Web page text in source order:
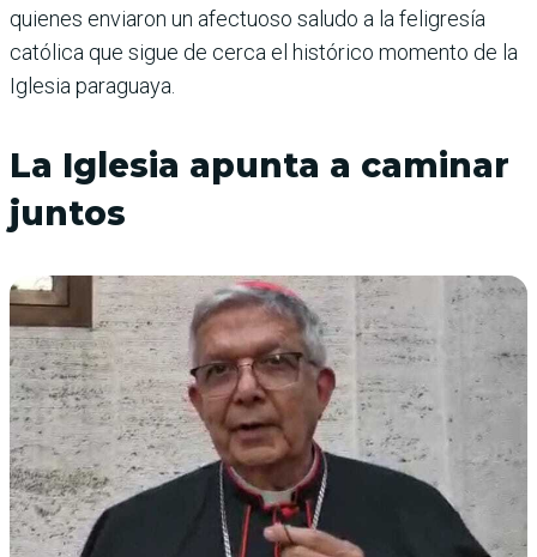
quienes enviaron un afectuoso saludo a la feligresía
católica que sigue de cerca el histórico momento de la
Iglesia paraguaya.
La Iglesia apunta a caminar
juntos